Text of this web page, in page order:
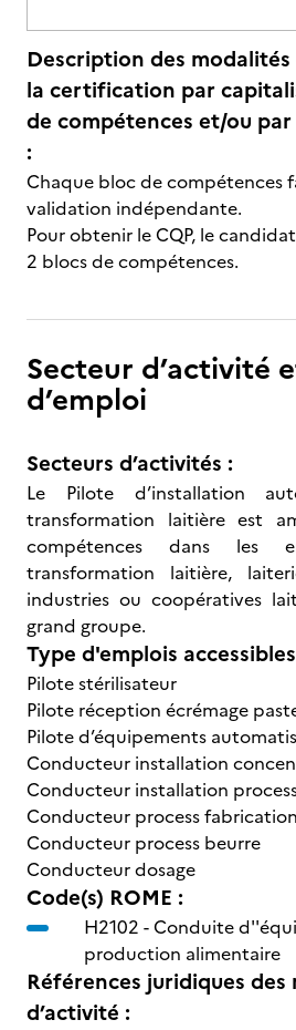
Description des
la certification par
de compétences et/ou
:
Chaque bloc de compétences
validation indépendante.
Pour obtenir le CQP, le
2 blocs de compétences.
Secteur d’activité
d’emploi
Secteurs d’activités :
Le Pilote d’installation
transformation laitière est
compétences dans les
transformation laitière,
industries ou coopératives
grand groupe.
Type d'emplois
Pilote stérilisateur
Pilote réception écrémage
Pilote d’équipements
Conducteur installation
Conducteur installation
Conducteur process fabrication
Conducteur process beurre
Conducteur dosage
Code(s) ROME :
H2102 -Conduite
production alimentaire
Références juridiques
d’activité :